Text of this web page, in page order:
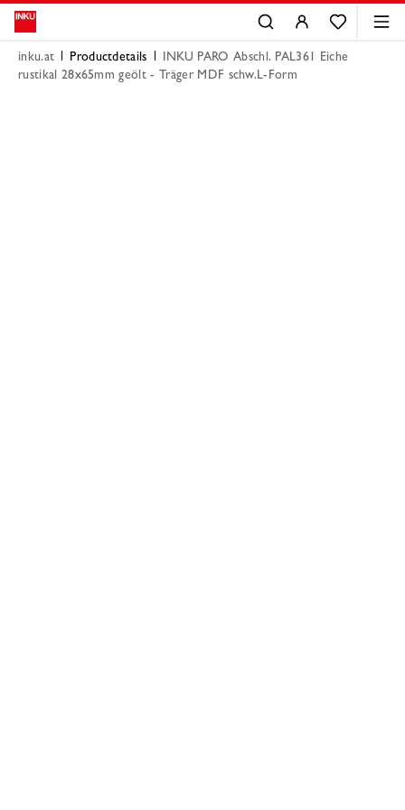
inku.at Productdetails
INKU PARO Abschl. PAL361 Eiche
rustikal 28x65mm geölt - Träger MDF schw.L-Form